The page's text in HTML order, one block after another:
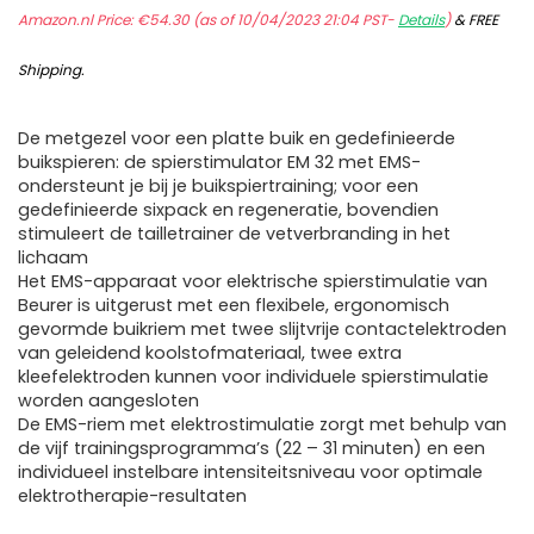
Amazon.nl Price:€54.30(as of 10/04/2023 21:04 PST- Details)&FREE
Shipping.
De metgezel voor een platte buik en gedefinieerde
buikspieren: de spierstimulator EM 32 met EMS-
ondersteunt je bij je buikspiertraining; voor een
gedefinieerde sixpack en regeneratie, bovendien
stimuleert de tailletrainer de vetverbranding in het
lichaam
Het EMS-apparaat voor elektrische spierstimulatie van
Beurer is uitgerust met een flexibele, ergonomisch
gevormde buikriem met twee slijtvrije contactelektroden
van geleidend koolstofmateriaal, twee extra
kleefelektroden kunnen voor individuele spierstimulatie
worden aangesloten
De EMS-riem met elektrostimulatie zorgt met behulp van
de vijf trainingsprogramma’s (22 – 31 minuten) en een
individueel instelbare intensiteitsniveau voor optimale
elektrotherapie-resultaten